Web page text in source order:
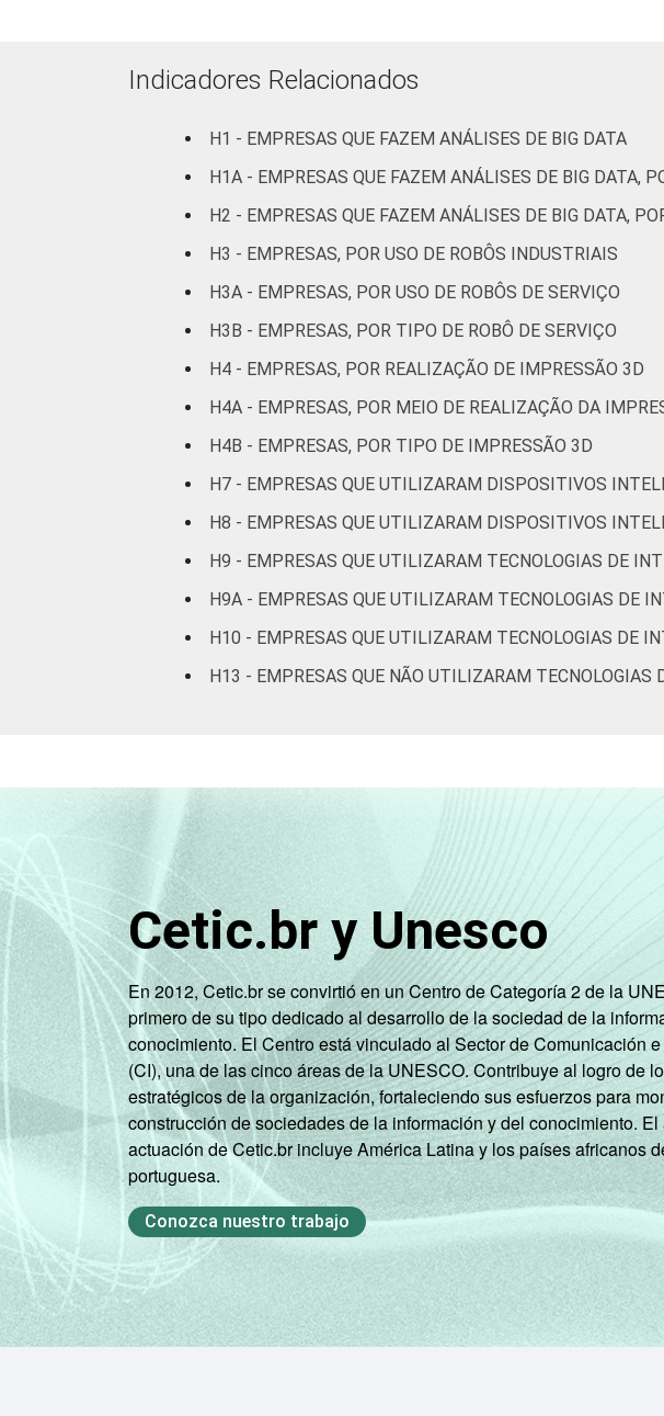
de veículos
motocicletas
Transporte,
correio
alimentação
77
comunicação
imobiliárias,
atividades
profissionais,
técnicas, atividades
administrativas e
Fonte: CGI.br/NIC.br, Centro Regional de Estudos para o
tecnologias de Informação e comunicação nas empresas
Indicadores Relacionados
H1 - EMPRESAS QUE FAZEM ANÁLISES DE BIG DATA
H1A - EMPRESAS QUE FAZEM ANÁLISES DE BIG DATA,
H2 - EMPRESAS QUE FAZEM ANÁLISES DE BIG DATA,
H3 - EMPRESAS, POR USO DE ROBÔS INDUSTRIAIS
H3A - EMPRESAS, POR USO DE ROBÔS DE SERVIÇO
H3B - EMPRESAS, POR TIPO DE ROBÔ DE SERVIÇO
H4 - EMPRESAS, POR REALIZAÇÃO DE IMPRESSÃO 3D
H4A - EMPRESAS, POR MEIO DE REALIZAÇÃO DA
H4B - EMPRESAS, POR TIPO DE IMPRESSÃO 3D
H7 - EMPRESAS QUE UTILIZARAM DISPOSITIVOS
H8 - EMPRESAS QUE UTILIZARAM DISPOSITIVOS
H9 - EMPRESAS QUE UTILIZARAM TECNOLOGIAS DE
H9A - EMPRESAS QUE UTILIZARAM TECNOLOGIAS DE
H10 - EMPRESAS QUE UTILIZARAM TECNOLOGIAS DE
H13 - EMPRESAS QUE NÃO UTILIZARAM
Cetic.br y Unesco
En 2012, Cetic.br se convirtió en un Centro de Categoría 2 de la
primero de su tipo dedicado al desarrollo de la sociedad de la
conocimiento. El Centro está vinculado al Sector de Comunicación
(CI), una de las cinco áreas de la UNESCO. Contribuye al logro de
estratégicos de la organización, fortaleciendo sus esfuerzos para
construcción de sociedades de la información y del conocimiento. El
actuación de Cetic.br incluye América Latina y los países africanos
portuguesa.
Conozca nuestro trabajo